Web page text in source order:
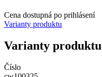
Cena dostupná po prihlásení
Varianty produktu
Varianty produktu
Číslo